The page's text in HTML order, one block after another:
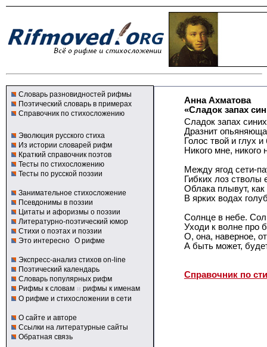
Словарь разновидностей рифмы
Поэтический словарь в примерах
Справочник по стихосложению
Эволюция русского стиха
Из истории словарей рифм
Краткий справочник поэтов
Тесты по стихосложению
Тесты по русской поэзии
Занимательное стихосложение
Псевдонимы в поэзии
Цитаты и афоризмы о поэзии
Литературно-поэтический юмор
Стихи о поэтах и поэзии
Это интересно О рифме
Экспресс-анализ стихов on-line
Поэтический календарь
Словарь популярных рифм
Рифмы к словам и рифмы к именам
О рифме и стихосложении в сети
О сайте и авторе
Ссылки на литературные сайты
Обратная связь
Анна Ахматова
«Сладок запах
Сладок запах
Дразнит
Голос твой и глух
Никого мне, никого
Между ягод сети-
Гибких лоз стволы
Облака плывут,
В ярких водах
Солнце в небе.
Уходи к волне про
О, она, наверное,
А быть может,
Справочник по